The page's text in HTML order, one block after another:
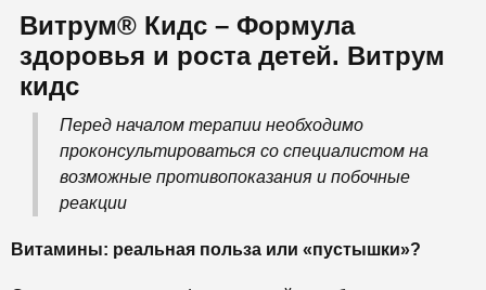
Витрум® Кидс – Формула
здоровья и роста детей. Витрум
кидс
Перед началом терапии необходимо
проконсультироваться со специалистом на
возможные противопоказания и побочные
реакции
Витамины: реальная польза или «пустышки»?